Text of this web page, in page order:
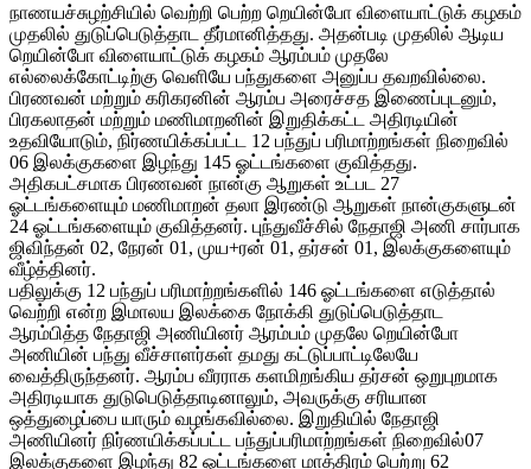
நாணயச்சுழற்சியில் வெற்றி பெற்ற றெயின்போ விளையாட்டுக் கழகம்
முதலில் துடுப்பெடுத்தாட தீர்மானித்தது. அதன்படி முதலில் ஆடிய
றெயின்போ விளையாட்டுக் கழகம் ஆரம்பம் முதலே
எல்லைக்கோட்டிற்கு வெளியே பந்துகளை அனுப்ப தவறவில்லை.
பிரணவன் மற்றும் கரிகரனின் ஆரம்ப அரைச்சத இணைப்புடனும்,
பிரகலாதன் மற்றும் மணிமாறனின் இறுதிக்கட்ட அதிரடியின்
உதவியோடும், நிர்ணயிக்கப்பட்ட 12 பந்துப் பரிமாற்றங்கள் நிறைவில்
06 இலக்குகளை இழந்து 145 ஓட்டங்களை குவித்தது.
அதிகபட்சமாக பிரணவன் நான்கு ஆறுகள் உட்பட 27
ஓட்டங்களையும் மணிமாறன் தலா இரண்டு ஆறுகள் நான்குகளுடன்
24 ஓட்டங்களையும் குவித்தனர். புந்துவீச்சில் நேதாஜி அணி சார்பாக
ஜிவிந்தன் 02, நேரன் 01, முய+ரன் 01, தர்சன் 01, இலக்குகளையும்
வீழ்த்தினர்.
பதிலுக்கு 12 பந்துப் பரிமாற்றங்களில் 146 ஓட்டங்களை எடுத்தால்
வெற்றி என்ற இமாலய இலக்கை நோக்கி துடுப்பெடுத்தாட
ஆரம்பித்த நேதாஜி அணியினர் ஆரம்பம் முதலே றெயின்போ
அணியின் பந்து வீச்சாளர்கள் தமது கட்டுப்பாட்டிலேயே
வைத்திருந்தனர். ஆரம்ப வீரராக களமிறங்கிய தர்சன் ஒறுபுறமாக
அதிரடியாக துடுபெடுத்தாடினாலும், அவருக்கு சரியான
ஒத்துழைப்பை யாரும் வழங்கவில்லை. இறுதியில் நேதாஜி
அணியினர் நிர்ணயிக்கப்பட்ட பந்துப்பரிமாற்றங்கள் நிறைவில்07
இலக்குகளை இழந்து 82 ஓட்டங்களை மாத்திரம் பெற்று 62